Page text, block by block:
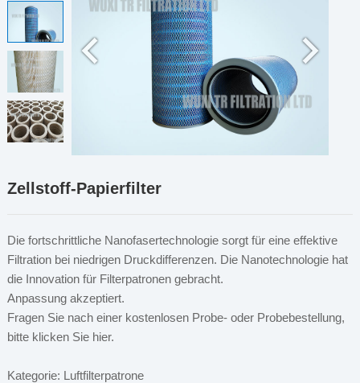
Zellstoff-Papierfilter
Die fortschrittliche Nanofasertechnologie sorgt für eine effektive
Filtration bei niedrigen Druckdifferenzen. Die Nanotechnologie hat
die Innovation für Filterpatronen gebracht.
Anpassung akzeptiert.
Fragen Sie nach einer kostenlosen Probe- oder Probebestellung,
bitte klicken Sie hier.
Kategorie: Luftfilterpatrone